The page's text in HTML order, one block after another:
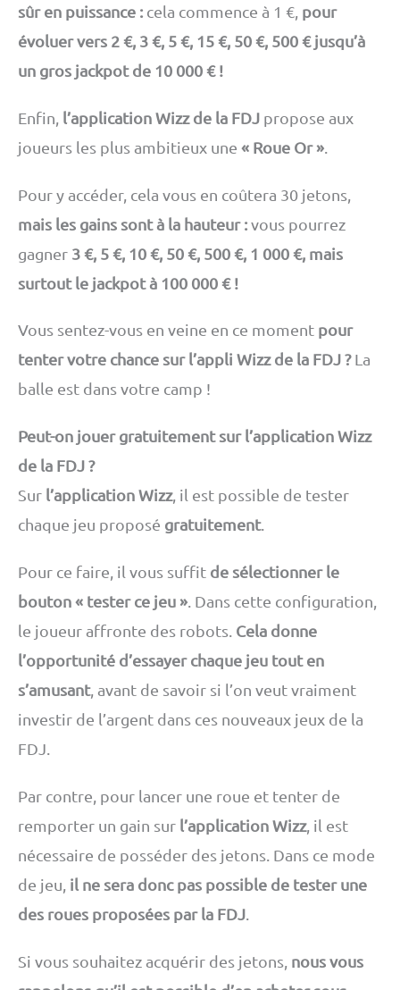
sûr en puissance : cela commence à 1 €, pour
évoluer vers 2 €, 3 €, 5 €, 15 €, 50 €, 500 € jusqu’à
un gros jackpot de 10 000 € !
Enfin, l’application Wizz de la FDJ propose aux
joueurs les plus ambitieux une « Roue Or »
Pour y accéder, cela vous en coûtera 30 jetons,
mais les gains sont à la hauteur :vous pourrez
gagner 3 €, 5 €, 10 €, 50 €, 500 €, 1 000 €, mais
surtout le jackpot à 100 000 € !
Vous sentez-vous en veine en ce moment pour
tenter votre chance sur l’appli Wizz de la FDJ ?La
balle est dans votre camp !
Peut-on jouer gratuitement sur l’application Wizz
de la FDJ ?
Sur l’application Wizz, il est possible de tester
chaque jeu proposé gratuitement.
Pour ce faire, il vous suffit de sélectionner le
bouton « tester ce jeu » . Dans cette configuration,
le joueur affronte des robots. Cela donne
l’opportunité d’essayer chaque jeu tout en
s’amusant, avant de savoir si l’on veut vraiment
investir de l’argent dans ces nouveaux jeux de la
FDJ.
Par contre, pour lancer une roue et tenter de
remporter un gain sur l’application Wizz, il est
nécessaire de posséder des jetons. Dans ce mode
de jeu, il ne sera donc pas possible de tester une
des roues proposées par la FDJ
Si vous souhaitez acquérir des jetons, nous vous